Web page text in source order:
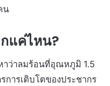
น
แค่ไหน?
าว่าลมร้อนที่อุณหภูมิ 1.5
การเติบโตของประชากร